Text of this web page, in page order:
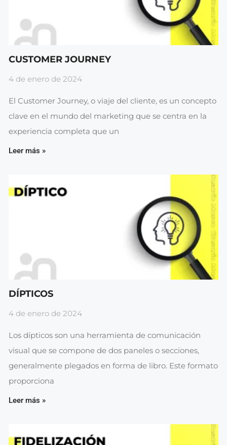
CUSTOMER JOURNEY
4 de enero de 2024
El Customer Journey, o viaje del cliente, es un concepto
clave en el mundo del marketing que se centra en la
experiencia completa que un
Leer más »
DÍPTICOS
4 de enero de 2024
Los dípticos son una herramienta de comunicación
visual que se compone de dos paneles o secciones,
generalmente plegados en forma de libro. Este formato
proporciona
Leer más »